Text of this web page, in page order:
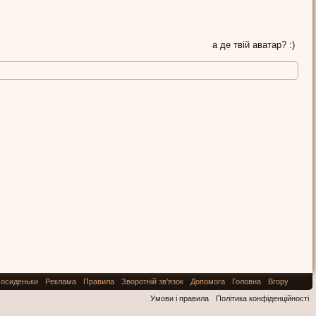
а де твій аватар? :)
Реклама Правила Зворотній зв'язок Допомога Головна
Вгору
Умови і правила
Політика конфіденційності